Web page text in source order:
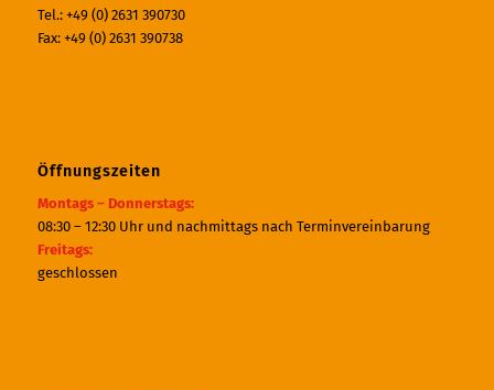
Tel.: +49 (0) 2631 390730
Fax: +49 (0) 2631 390738
Öffnungszeiten
Montags – Donnerstags:
08:30 – 12:30 Uhr und nachmittags nach Terminvereinbarung
Freitags:
geschlossen